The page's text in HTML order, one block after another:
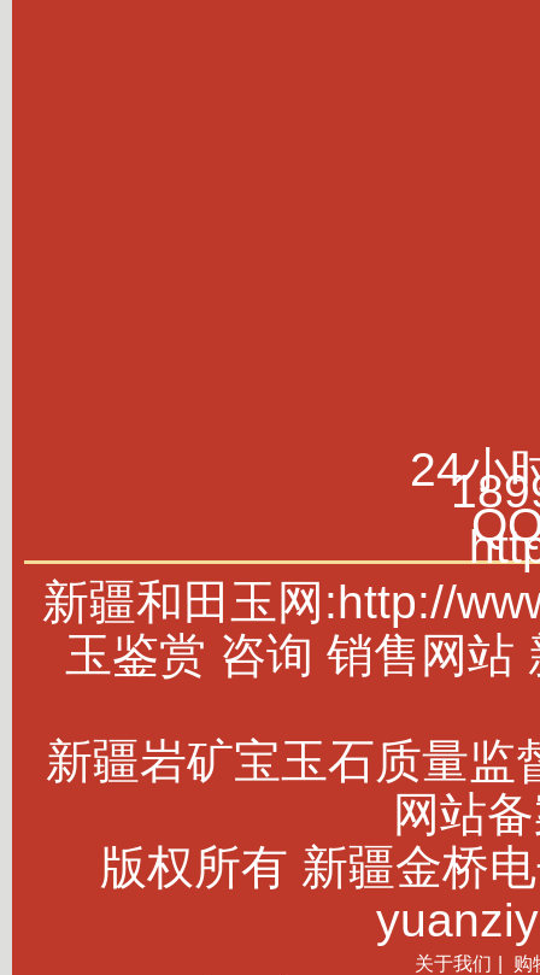
24小
新疆和田玉网:http://
玉鉴赏 咨询 销售网站
新疆岩矿宝玉石质量监
网站
版权所有 新疆金桥
关于我们 购